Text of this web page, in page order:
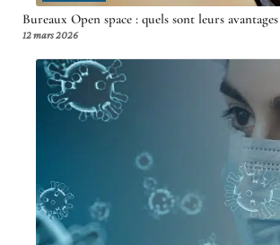
Bureaux Open space : quels sont leurs avantages
12 mars 2026